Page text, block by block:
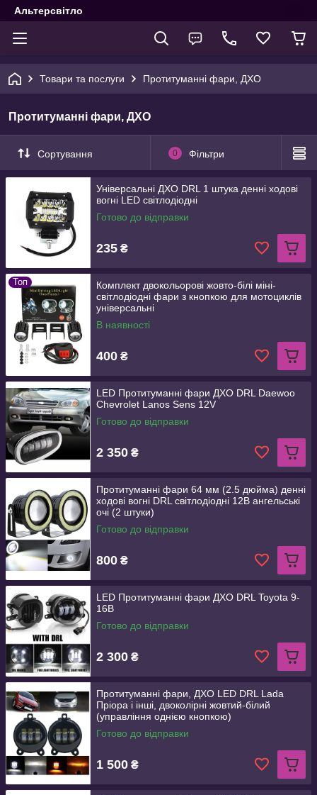
Альтерсвітло
Товари та послуги Протитуманні фари, ДХО
Протитуманні фари, ДХО
Сортування 0 Фільтри
Універсальні ДХО DRL 1 штука денні ходові
вогні LED світлодіодні
Готово до відправки
235 ₴
Топ
Комплект двокольорові жовто-білі міні-
світлодіодні фари з кнопкою для мотоциклів
універсальні
В наявності
400 ₴
LED Протитуманні фари ДХО DRL Daewoo
Chevrolet Lanos Sens 12V
Готово до відправки
2 350 ₴
Протитуманні фари 64 мм (2.5 дюйма) денні
ходові вогні DRL світлодіодні 12В ангельські
очі (2 штуки)
Готово до відправки
800 ₴
LED Протитуманні фари ДХО DRL Toyota 9-
16В
Готово до відправки
2 300 ₴
Протитуманні фари, ДХО LED DRL Lada
Пріора і інші, двоколірні жовтий-білий
(управління однією кнопкою)
Готово до відправки
1 500 ₴